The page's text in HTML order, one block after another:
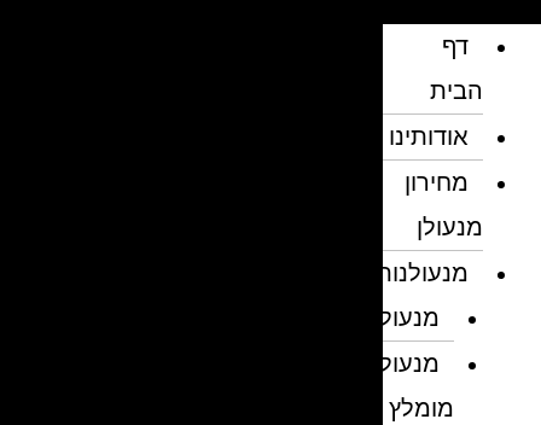
דף
הבית
אודותינו
מחירון
מנעולן
מנעולנות
מנעולן
מנעולן
מומלץ